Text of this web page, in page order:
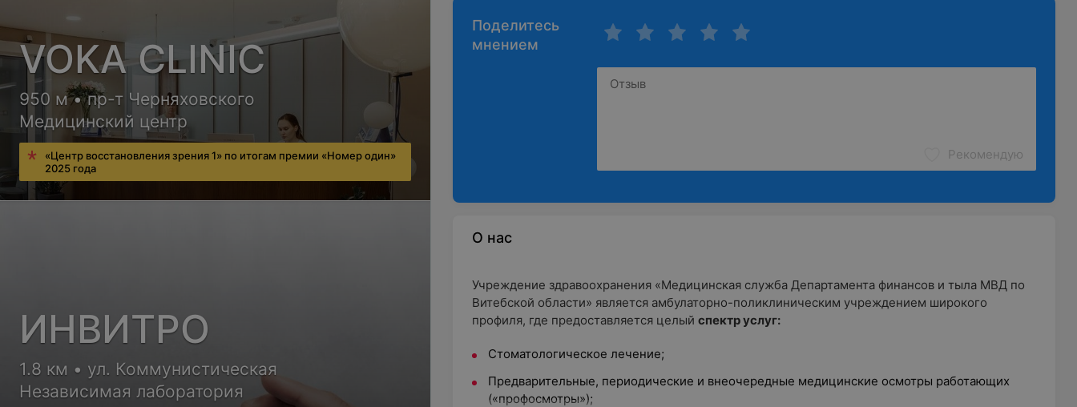
Поделитесь
мнением
Рекомендую
О нас
Учреждение здравоохранения «Медицинская служба Департамента финансов и тыла МВД по
Витебской области» является амбулаторно-поликлиническим учреждением широкого
профиля, где предоставляется целый спектр услуг:
Стоматологическое лечение;
Предварительные, периодические и внеочередные медицинские осмотры работающих
(«профосмотры»);
VOKA CLINIC
950 м • пр-т Черняховского
Медицинский центр
«Центр восстановления зрения 1» по итогам премии «Номер один»
2025 года
ИНВИТРО
1.8 км • ул. Коммунистическая
Независимая лаборатория